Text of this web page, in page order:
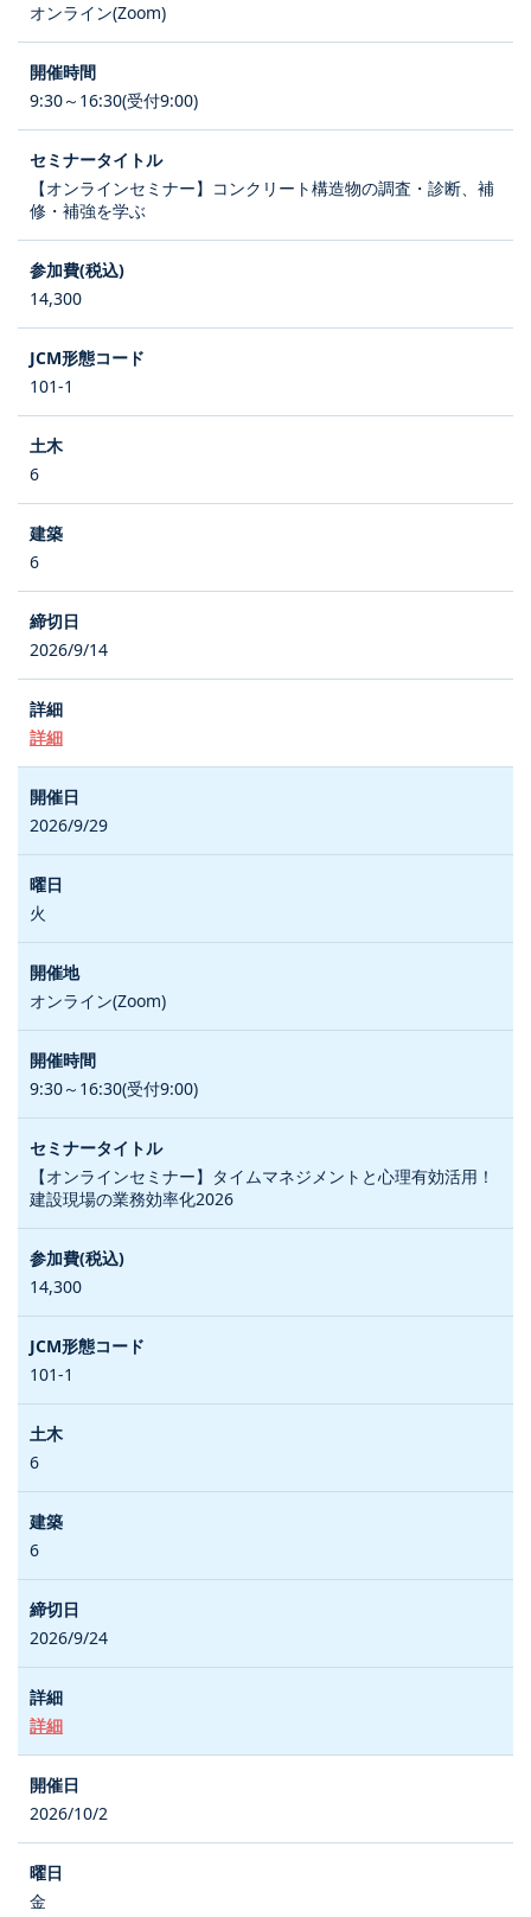
オンライン(Zoom)
9:30～16:30(受付9:00)
【オンラインセミナー】コンクリート構造物の調査・診断、補
修・補強を学ぶ
14,300
101-1
6
6
2026/9/14
詳細
2026/9/29
火
オンライン(Zoom)
9:30～16:30(受付9:00)
【オンラインセミナー】タイムマネジメントと心理有効活用！
建設現場の業務効率化2026
14,300
101-1
6
6
2026/9/24
詳細
2026/10/2
金